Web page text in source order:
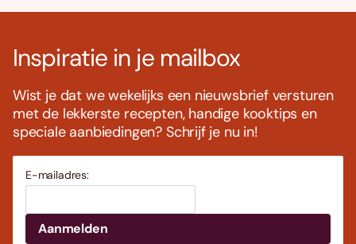
Inspiratie in je mailbox
Wist je dat we wekelijks een nieuwsbrief versturen
met de lekkerste recepten, handige kooktips en
speciale aanbiedingen? Schrijf je nu in!
E-mailadres: